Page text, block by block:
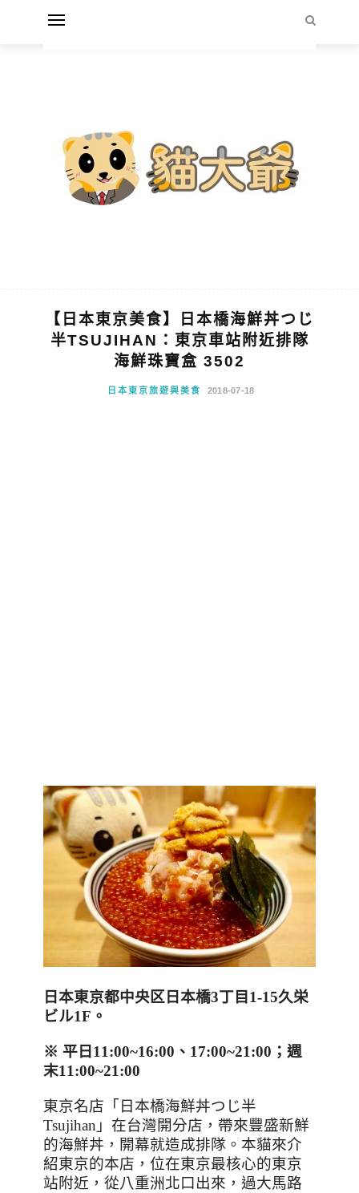
【日本東京美食】日本橋海鮮丼つじ
半TSUJIHAN：東京車站附近排隊
海鮮珠寶盒 3502
日本東京旅遊與美食 2018-07-18
日本東京都中央区日本橋3丁目 1-15久栄
ビル1F 。
※ 平日 11:00~16:00 、 17:00~21:00 ；週
末11:00~21:00
東京名店「日本橋海鮮丼つじ半
Tsujihan 」在台灣開分店，帶來豐盛新鮮
的海鮮丼，開幕就造成排隊。本貓來介
紹東京的本店，位在東京最核心的東京
站附近，從八重洲北口出來，過大馬路